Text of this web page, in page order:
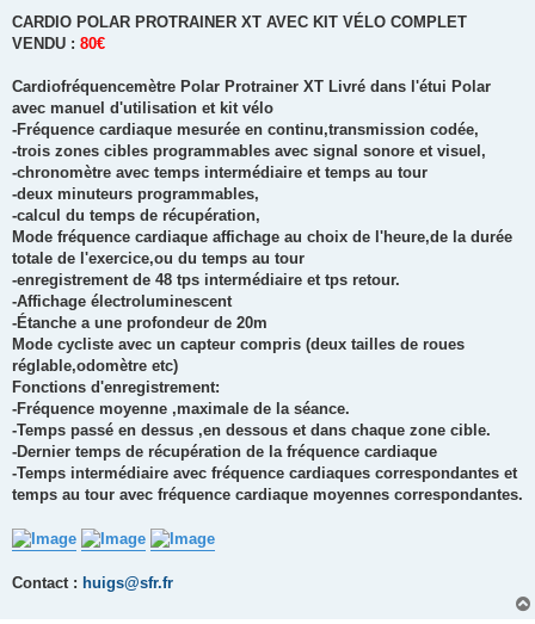
CARDIO POLAR PROTRAINER XT AVEC KIT VÉLO COMPLET
VENDU : 80€
Cardiofréquencemètre Polar Protrainer XT Livré dans l'étui Polar
avec manuel d'utilisation et kit vélo
-Fréquence cardiaque mesurée en continu,transmission codée,
-trois zones cibles programmables avec signal sonore et visuel,
-chronomètre avec temps intermédiaire et temps au tour
-deux minuteurs programmables,
-calcul du temps de récupération,
Mode fréquence cardiaque affichage au choix de l'heure,de la durée
totale de l'exercice,ou du temps au tour
-enregistrement de 48 tps intermédiaire et tps retour.
-Affichage électroluminescent
-Étanche a une profondeur de 20m
Mode cycliste avec un capteur compris (deux tailles de roues
réglable,odomètre etc)
Fonctions d'enregistrement:
-Fréquence moyenne ,maximale de la séance.
-Temps passé en dessus ,en dessous et dans chaque zone cible.
-Dernier temps de récupération de la fréquence cardiaque
-Temps intermédiaire avec fréquence cardiaques correspondantes et
temps au tour avec fréquence cardiaque moyennes correspondantes.
Contact : huigs@sfr.fr